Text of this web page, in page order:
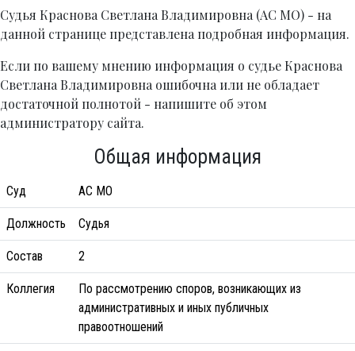
Судья Краснова Светлана Владимировна (АС МО) - на
данной странице представлена подробная информация.
Если по вашему мнению информация о судье Краснова
Светлана Владимировна ошибочна или не обладает
достаточной полнотой - напишите об этом
администратору сайта.
Общая информация
Суд АС МО
Должность Судья
Состав 2
Коллегия
По рассмотрению споров, возникающих из
административных и иных публичных
правоотношений